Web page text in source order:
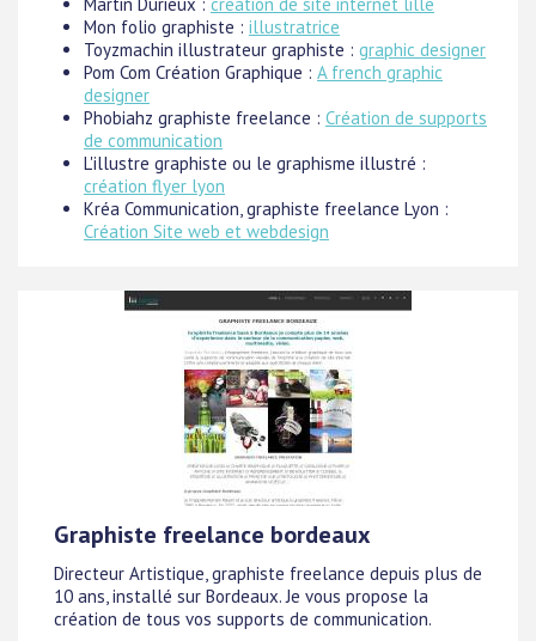
Mon folio graphiste : illustratrice
Toyzmachin illustrateur graphiste : graphic designer
Pom Com Création Graphique : A french graphic
designer
Phobiahz graphiste freelance : Création de supports
de communication
L'illustre graphiste ou le graphisme illustré :
création flyer lyon
Kréa Communication, graphiste freelance Lyon :
Création Site web et webdesign
Graphiste freelance bordeaux
Directeur Artistique, graphiste freelance depuis plus de
10 ans, installé sur Bordeaux. Je vous propose la
création de tous vos supports de communication.